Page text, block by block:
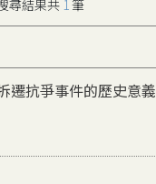
尋結果共 1 筆
抗爭事件的歷史意義